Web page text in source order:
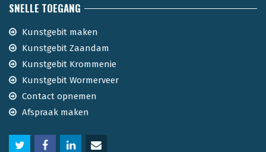
SNELLE TOEGANG
Kunstgebit maken
Kunstgebit Zaandam
Kunstgebit Krommenie
Kunstgebit Wormerveer
Contact opnemen
Afspraak maken